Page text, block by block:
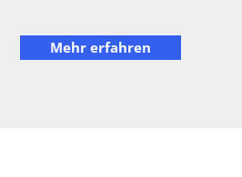
Mehr erfahren